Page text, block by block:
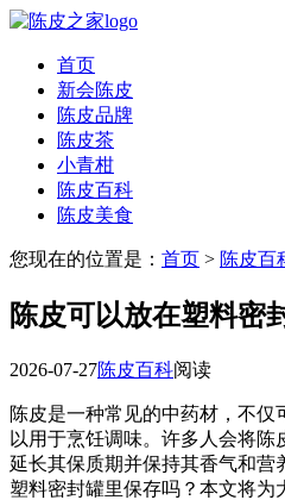
首页
新会陈皮
陈皮品牌
陈皮茶
小青柑
陈皮百科
陈皮美食
您现在的位置是： 首页 > 陈皮百
陈皮可以放在塑料密
2026-07-27陈皮百科阅读
陈皮是一种常见的中药材，不
以用于烹饪调味。许多人会将陈
延长其保质期并保持其香气和营
塑料密封罐里保存吗？本文将为